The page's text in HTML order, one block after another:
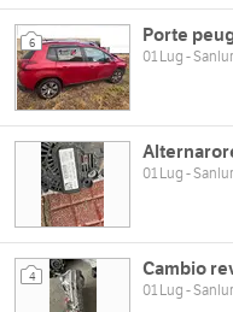
6 Porte
01 Lug -
01 Lug -
4 Cambio
01 Lug -